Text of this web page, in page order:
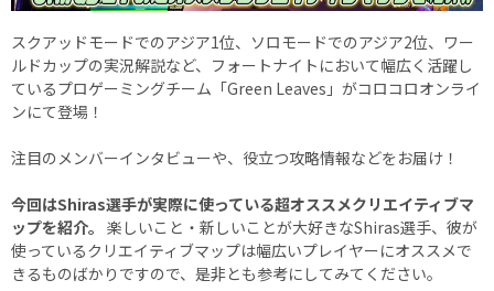
スクアッドモードでのアジア1位、ソロモードでのアジア2位、ワー
ルドカップの実況解説など、フォートナイトにおいて幅広く活躍し
ているプロゲーミングチーム「Green Leaves」がコロコロオンライ
ンにて登場！
注目のメンバーインタビューや、役立つ攻略情報などをお届け！
今回はShiras選手が実際に使っている超オススメクリエイティブマ
ップを紹介。 楽しいこと・新しいことが大好きなShiras選手、彼が
使っているクリエイティブマップは幅広いプレイヤーにオススメで
きるものばかりですので、是非とも参考にしてみてください。